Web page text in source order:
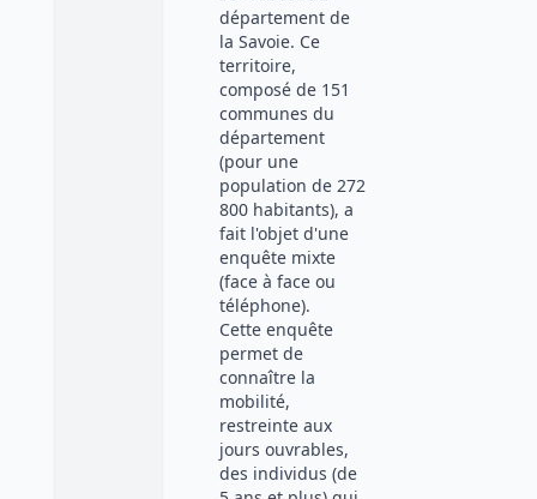
département de
la Savoie. Ce
territoire,
composé de 151
communes du
département
(pour une
population de 272
800 habitants), a
fait l'objet d'une
enquête mixte
(face à face ou
téléphone).
Cette enquête
permet de
connaître la
mobilité,
restreinte aux
jours ouvrables,
des individus (de